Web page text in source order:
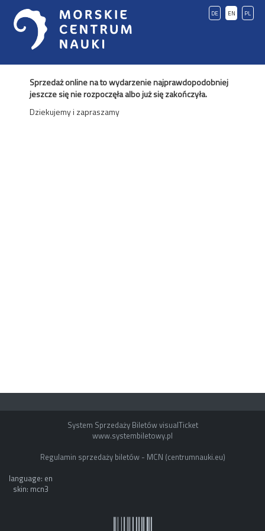
PL
EN
DE
Sprzedaż online na to wydarzenie najprawdopodobniej
jeszcze się nie rozpoczęła albo już się zakończyła.
Dziekujemy i zapraszamy
System Sprzedaży Biletów visualTicket
www.systembiletowy.pl
Regulamin sprzedaży biletów - MCN (centrumnauki.eu)
language: en
skin: mcn3